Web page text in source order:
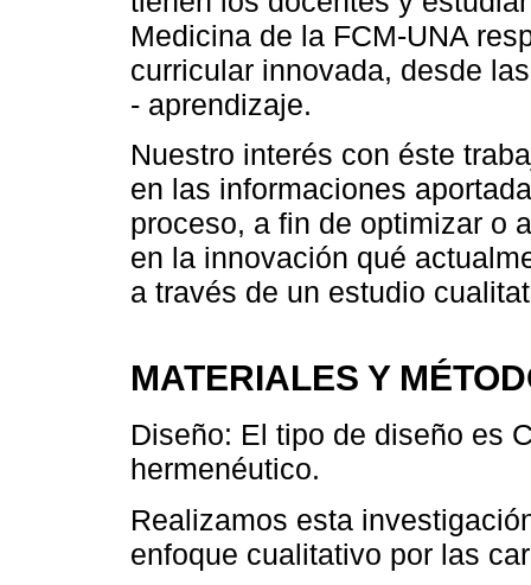
Medicina de la FCM-UNA
curricular innovada, desde
- aprendizaje.
Nuestro interés con éste
en las informaciones
proceso, a fin de optimizar o
en la innovación qué
a través de un estudio
MATERIALES Y
Diseño: El tipo de diseño es
hermenéutico.
Realizamos esta
enfoque cualitativo por las